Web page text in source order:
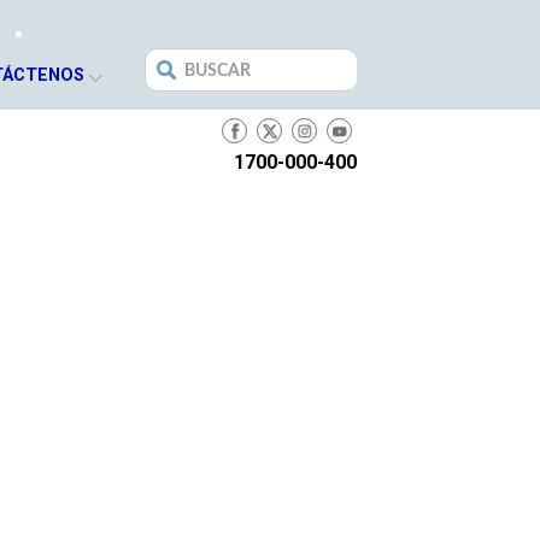
Search
for:
1700-000-400